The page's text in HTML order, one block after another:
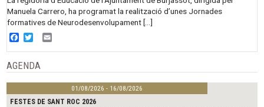
Manuela Carrero, ha programat la realització d’unes Jornades
formatives de Neurodesenvolupament […]
Facebook
Twitter
AGENDA
01/08/2026 - 16/08/2026
FESTES DE SANT ROC 2026